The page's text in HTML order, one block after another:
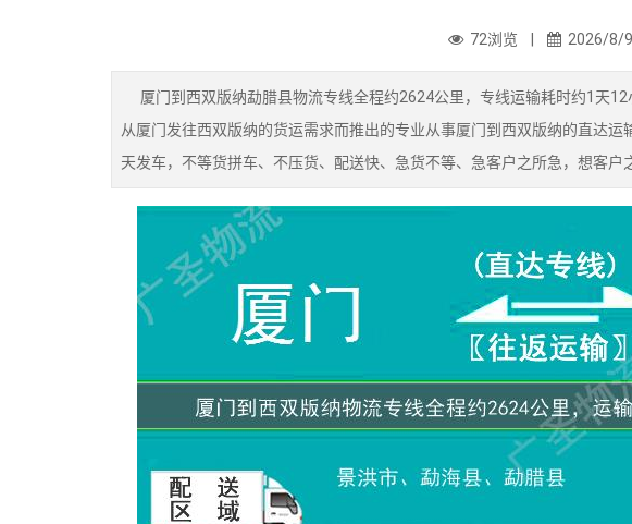
72浏览 | 2026/8/
厦门到西双版纳勐腊县物流专线全程约2624公里，专线运输耗时约1天12
从厦门发往西双版纳的货运需求而推出的专业从事厦门到西双版纳的直达
天发车，不等货拼车、不压货、配送快、急货不等、急客户之所急，想客户